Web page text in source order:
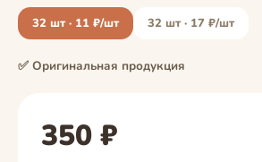
32 шт · 11 ₽/шт 32 шт · 17 ₽/шт
✅ Оригинальная продукция
350 ₽